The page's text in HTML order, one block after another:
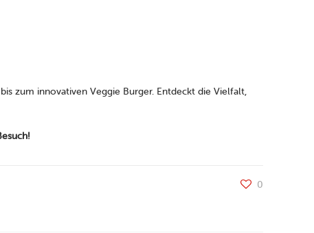
zum innovativen Veggie Burger. Entdeckt die Vielfalt,
0